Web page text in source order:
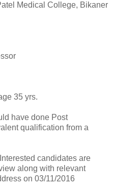
College, Bikaner
35 yrs.
have done Post
qualification from a
candidates are
along with relevant
on 03/11/2016